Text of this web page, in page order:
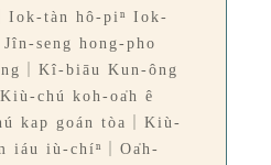
Iok-tàn hô-piⁿ Iok-
seng hong-pho
｜Kî-biāu Kun-ông
chú koh-oa̍h ê
kap goán tòa｜Kiù-
iáu iù-chíⁿ｜Oa̍h-